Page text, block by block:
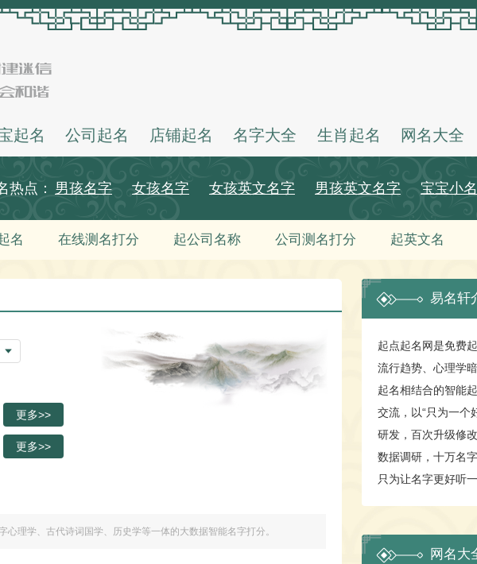
起名 公司起名 店铺起名 名字大全 生肖起名 网名大全
热点： 男孩名字 女孩名字 女孩英文名字 男孩英文名字 宝宝小名
名 在线测名打分 起公司名称 公司测名打分 起英文名
更多>>
更多>>
理学、古代诗词国学、历史学等一体的大数据智能名字打分。
姓氏
生日
期望
易名轩
起点起名网是免费
流行趋势、心理学
起名相结合的智能
交流，以“只为一个
研发，百次升级修
数据调研，十万名
只为让名字更好听
网名大